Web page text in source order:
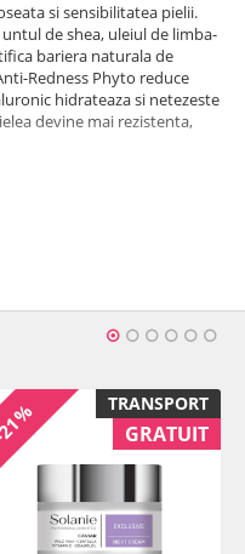
si sensibilitatea pielii.
de shea, uleiul de limba-
bariera naturala de
Redness Phyto reduce
hidrateaza si netezeste
devine mai rezistenta,
moleculara mare,
pe pielea curata,
Butyrospermum Parkii
Polyglyceryl-6
Olea Europaea (Olive) Fruit
Officinalis Seed Oil,
Ruscus Aculeatus Root
Asiatica Leaf Extract,
TRANSPORT
GRATUIT